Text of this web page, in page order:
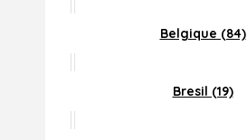
Belgique (84)
Bresil (19)